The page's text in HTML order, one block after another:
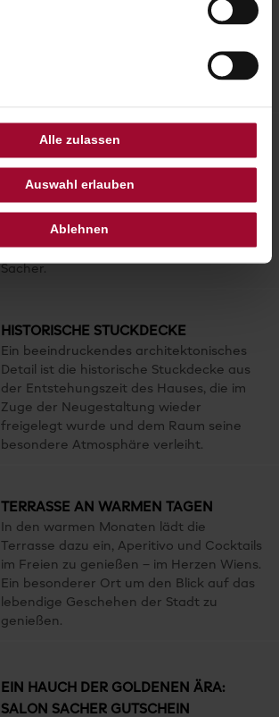
Alle zulassen
Auswahl erlauben
Ablehnen
Der Sacher Afternoon Tea wird von
Vegetarische oder vegane Varianten sind
DESIGN DER 1920ER UND 1950ER JAHRE
einem stilvollen Ambiente, inspiriert von
der eleganten Salon-Kultur des 20.
Jahrhunderts, eine Hommage an Anna
Sacher.
HISTORISCHE STUCKDECKE
Ein beeindruckendes architektonisches
Detail ist die historische Stuckdecke aus
der Entstehungszeit des Hauses, die im
Zuge der Neugestaltung wieder
freigelegt wurde und dem Raum seine
besondere Atmosphäre verleiht.
TERRASSE AN WARMEN TAGEN
In den warmen Monaten lädt die
Terrasse dazu ein, Aperitivo und Cocktails
im Freien zu genießen – im Herzen Wiens.
Ein besonderer Ort um den Blick auf das
lebendige Geschehen der Stadt zu
genießen.
EIN HAUCH DER GOLDENEN ÄRA:
SALON SACHER GUTSCHEIN